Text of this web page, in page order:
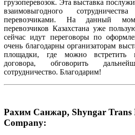
грузоперевозок. Эта выставка
взаимовыгодного
перевозчиками. На данный
перевозчиков Казахстана уже
сейчас идут переговоры по
очень благодарны организаторам
площадки, где можно встретить
договора, обговорить
сотрудничество. Благодарим!
Рахим Санжар, Shyngar Trans
Company: